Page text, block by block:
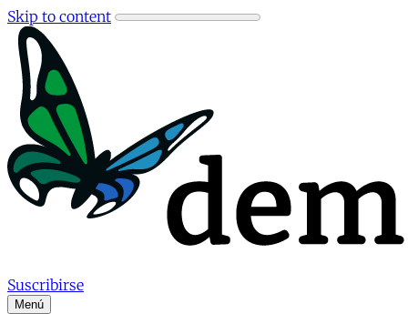
Skip to content
Suscribirse
Menú